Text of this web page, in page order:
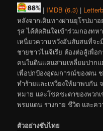
| IMDB (6.3)|
หลังจากเดินทางผ่านยุโรปมา
รุส ได้ตัดสินใจเข้าร่วมกองทห
เหนี่ยวความหวังอันสับสนที่จ
ชายชาวไนจีเรีย ต้องต่อสู้เพื่
คนในดินแดนสามเหลี่ยมปาก
เพื่อปกป้องอุดมการณ์ของตน
ทำร้ายและเหวี่ยงให้มาพบกัน
หมาย และโชคชะตาของพวก
พรมแดน ร่างกาย ชีวิต และคว
ตัวอย่างซับไทย